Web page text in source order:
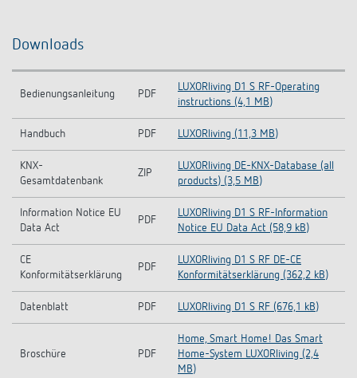
Downloads
Bedienungsanleitung PDF
LUXORliving D1 S RF-Operating
instructions (4,1 MB)
Handbuch PDF LUXORliving (11,3 MB)
KNX-
Gesamtdatenbank
ZIP
LUXORliving DE-KNX-Database (all
products) (3,5 MB)
Information Notice EU
Data Act
PDF
LUXORliving D1 S RF-Information
Notice EU Data Act (58,9 kB)
CE
Konformitätserklärung
PDF
LUXORliving D1 S RF DE-CE
Konformitätserklärung (362,2 kB)
Datenblatt PDF LUXORliving D1 S RF (676,1 kB)
Broschüre PDF
Home, Smart Home! Das Smart
Home-System LUXORliving (2,4
MB)